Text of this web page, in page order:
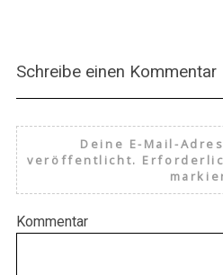
Schreibe einen Kommentar
Deine E-Mail-
veröffentlicht.
Kommentar